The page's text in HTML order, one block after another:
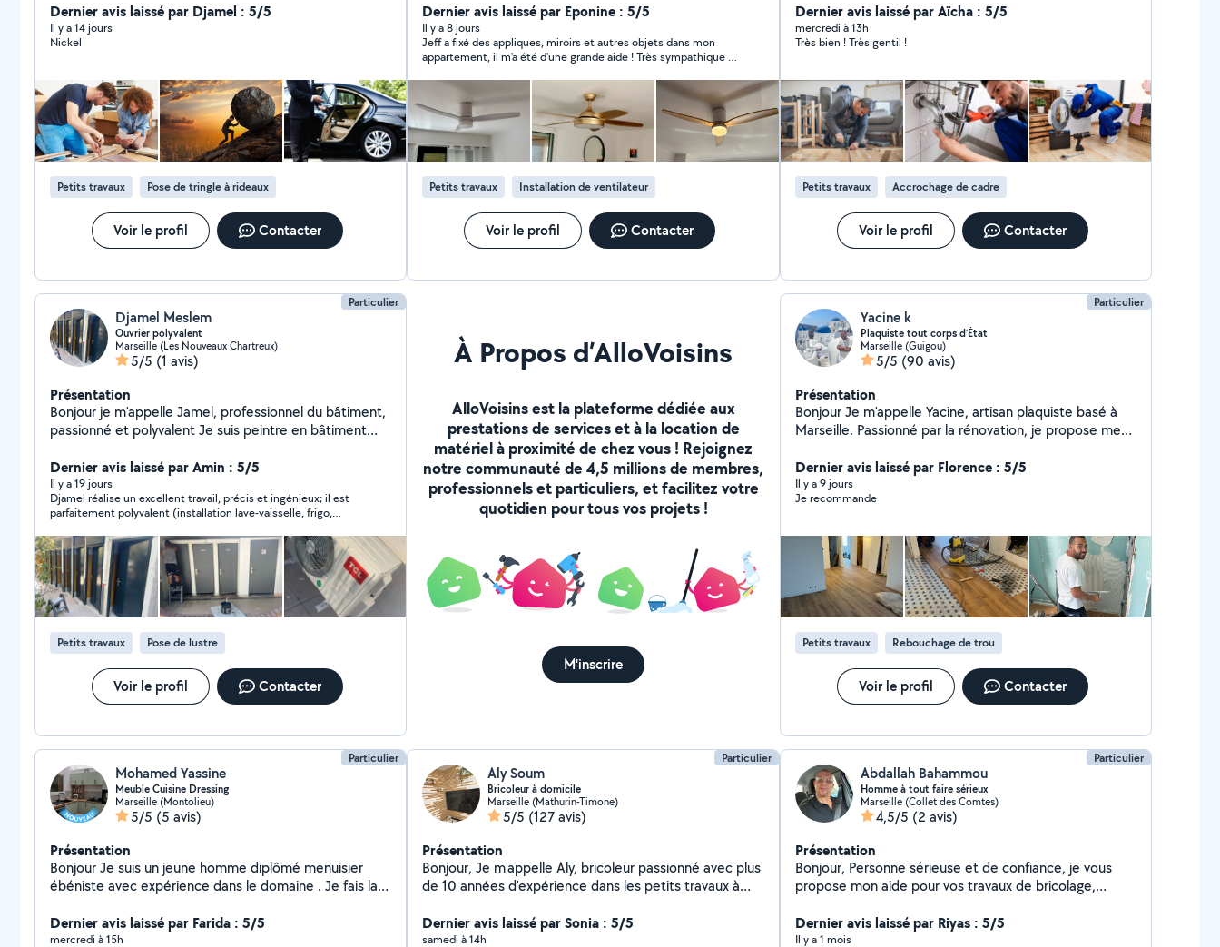
L'informatique
Dernier avis laissé par Djamel : 5/5
Il y a 14 jours
Nickel
Petits travaux Pose de tringle à rideaux
Voir le profil Contacter
humeur, j'interviens pour vos petits travaux avec le
souci du travail bien fait. Ponctuel et disponible, je
m'engage à travailler avec honnêteté et
professionnalisme. N'hésitez pas à me contacter pour
vos besoins du quotidien ! Montage et installation de
meubles Fixations murales : tringles, étagères, TV,
moustiquaires, stores Électricité (petits travaux)
Luminaires, ventilateurs de plafond, Prises et
interrupteurs Divers travaux : Poignées de porte, barres
de seuil, plaques de cuisson Plomberie : joints silicone,
chasse d'eau Finitions Rebouchage de trous (plâtre,
Disponible pour interventions ponctuelles ou régulières
Dernier avis laissé par Eponine : 5/5
Il y a 8 jours
Jeff a fixé des appliques, miroirs et autres objets dans mon
appartement, il m'a été d'une grande aide ! Très sympathique et
Petits travaux Installation de ventilateur
Voir le profil Contacter
Installer des plafonniers Fixer miroir mur Fixation
support TV mural Accrocher des tableaux au mur Fixer
des étagères Installation de force de placard Enlever
carrelage de salle de bain Boucher les trous dans les
murs Réparation une e fissure murale Changer un
robinet, Pose de barre de douche Changer des
poignées de porte
Dernier avis laissé par Aïcha : 5/5
mercredi à 13h
Très bien ! Très gentil !
Petits travaux Accrochage de cadre
Voir le profil Contacter
Particulier
Djamel Meslem
Ouvrier polyvalent
Marseille (Les Nouveaux Chartreux)
5/5 (1 avis)
Présentation
Bonjour je m'appelle Jamel, professionnel du bâtiment,
passionné et polyvalent Je suis peintre en bâtiment
installation de système de climatisation
Dernier avis laissé par Amin : 5/5
Il y a 19 jours
Djamel réalise un excellent travail, précis et ingénieux; il est
parfaitement polyvalent (installation lave-vaisselle, frigo,
Petits travaux Pose de lustre
Voir le profil Contacter
À Propos d’AlloVoisins
AlloVoisins est la plateforme dédiée aux
prestations de services et à la location de
matériel à proximité de chez vous ! Rejoignez
notre communauté de 4,5 millions de membres,
professionnels et particuliers, et facilitez votre
quotidien pour tous vos projets !
M'inscrire
Particulier
Yacine k
Plaquiste tout corps d’État
Marseille (Guigou)
5/5 (90 avis)
Présentation
Bonjour Je m'appelle Yacine, artisan plaquiste basé à
Marseille. Passionné par la rénovation, je propose mes
faux plafonds Enduits, bandes et peinture Pose de
parquet et carrelage Aménagement intérieur et
finitions Mon objectif : un résultat propre, durable et à
projet, je réponds rapidement ! Vous pouvez jeter un
œil à mes avis clients (5) ainsi qu'à mes photos de
réalisations pour voir la qualité de mon travail. Yacine
Artisan tout corps d'état
Dernier avis laissé par Florence : 5/5
Il y a 9 jours
Je recommande
Petits travaux Rebouchage de trou
Voir le profil Contacter
Particulier
Mohamed Yassine
Meuble Cuisine Dressing
Marseille (Montolieu)
5/5 (5 avis)
Présentation
Bonjour Je suis un jeune homme diplômé menuisier
ébéniste avec expérience dans le domaine . Je fais la
Je fais du sur mesure , je suis capable de modifier les
meubles que vous achetez pour les installer. Je suis
Dernier avis laissé par Farida : 5/5
mercredi à 15h
Particulier
Aly Soum
Bricoleur à domicile
Marseille (Mathurin-Timone)
5/5 (127 avis)
Présentation
Bonjour, Je m'appelle Aly, bricoleur passionné avec plus
de 10 années d'expérience dans les petits travaux à
avec : Montage de meubles Pose de tringles, étagères,
cadres Réparations diverses (fuites, poignées,
Dernier avis laissé par Sonia : 5/5
samedi à 14h
Particulier
Abdallah Bahammou
Homme à tout faire sérieux
Marseille (Collet des Comtes)
4,5/5 (2 avis)
Présentation
Bonjour, Personne sérieuse et de confiance, je vous
propose mon aide pour vos travaux de bricolage,
(courses, aide à domicile). Je travaille avec soin et je
suis toujours à l'écoute pour vous rendre service au
Dernier avis laissé par Riyas : 5/5
Il y a 1 mois